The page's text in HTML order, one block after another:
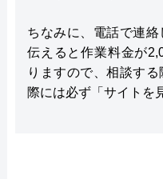
ちなみに、電話で連
伝えると作業料金が
りますので、相談す
際には必ず「サイトを